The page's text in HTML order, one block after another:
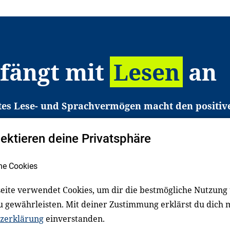
mit Lesen an
Lese- und Sprachvermögen macht den
den Zugang zu Bildung und einem
in Deutschland haben aber große
Dafür arbeiten wir eng mit
Unternehmen und anderen Stiftungen
deine Privatsphäre
Cookies
verwendet Cookies, um dir die bestmögliche
gewährleisten. Mit deiner Zustimmung erklärst du dich
einverstanden.